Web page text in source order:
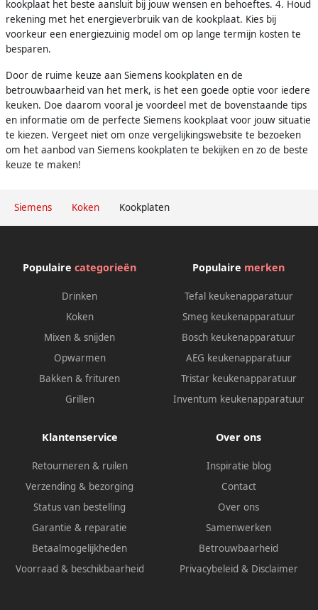
Siemens Koken Kookplaten
kookplaat het beste aansluit bij jouw wensen en behoeftes. 4. Houd
rekening met het energieverbruik van de kookplaat. Kies bij
voorkeur een energiezuinig model om op lange termijn kosten te
besparen.
Door de ruime keuze aan Siemens kookplaten en de
betrouwbaarheid van het merk, is het een goede optie voor iedere
keuken. Doe daarom vooral je voordeel met de bovenstaande tips
en informatie om de perfecte Siemens kookplaat voor jouw situatie
te kiezen. Vergeet niet om onze vergelijkingswebsite te bezoeken
om het aanbod van Siemens kookplaten te bekijken en zo de beste
keuze te maken!
Populaire categorieën
Drinken
Koken
Mixen & snijden
Opwarmen
Bakken & frituren
Grillen
Populaire merken
Tefal keukenapparatuur
Smeg keukenapparatuur
Bosch keukenapparatuur
AEG keukenapparatuur
Tristar keukenapparatuur
Inventum keukenapparatuur
Klantenservice
Retourneren & ruilen
Verzending & bezorging
Status van bestelling
Garantie & reparatie
Betaalmogelijkheden
Voorraad & beschikbaarheid
Over ons
Inspiratie blog
Contact
Over ons
Samenwerken
Betrouwbaarheid
Privacybeleid & Disclaimer